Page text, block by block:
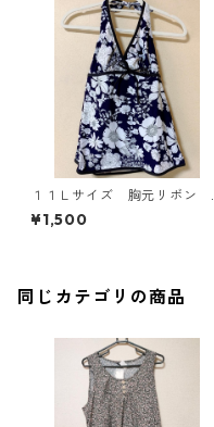
１１Ｌサイズ 胸元リボン
ホルターネック 花柄 水着
トップス ダークパープル K
¥1,500
同じカテゴリの商品